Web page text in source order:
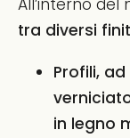
All’interno
tra diversi
Profili,
in legno